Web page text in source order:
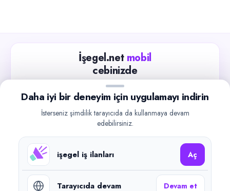
İşegel.net mobil
cebinizde
Güncel iş ilanlarını takip edin, işverenlerle hızlıca
iletişime geçin.
Google Play
©2026işegel.net. Tüm hakları saklıdır.
Daha iyi bir deneyim için uygulamayı indirin
İsterseniz şimdilik tarayıcıda da kullanmaya devam
edebilirsiniz.
işegel iş ilanları Aç
Tarayıcıda devam Devam et